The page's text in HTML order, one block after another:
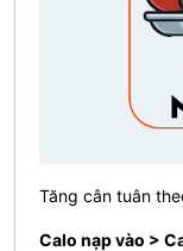
Tăng cân tuân
Calo nạp vào >